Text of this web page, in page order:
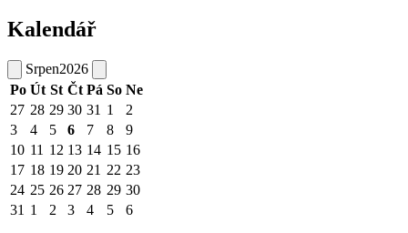
Kalendář
Srpen2026
Po Út St Čt Pá So Ne
27 28 29 30 31 1
2
3
4 5 6 7 8
9
10 11 12 13 14 15 16
17 18 19 20 21 22 23
24 25 26 27 28 29 30
31 1 2 3 4 5 6